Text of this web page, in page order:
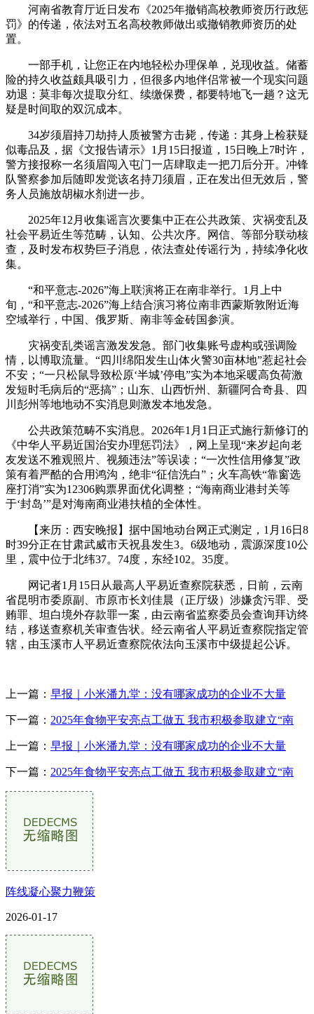
河南省教育厅近日发布《2025年撤销高校教师资历行政惩
罚》的传递，依法对五名高校教师做出或撤销教师资历的处
置。
一部手机，让您正在内地轻松办理保单，兑现收益。储蓄
险的持久收益颇具吸引力，但很多内地伴侣常被一个现实问题
劝退：莫非每次提取分红、续缴保费，都要特地飞一趟？这无
疑是时间取的双沉成本。
34岁须眉持刀劫持人质被警方击毙，传递：其身上检获疑
似毒品及，据《文报告请示》1月15日报道，15日晚上7时许，
警方接报称一名须眉闯入屯门一店肆取走一把刀后分开。冲锋
队警察参加后随即发觉该名持刀须眉，正在发出但无效后，警
务人员施放胡椒水剂进一步。
2025年12月收集谣言次要集中正在公共政策、灾祸变乱及
社会平易近生等范畴，认知、公共次序。网信、等部分联动核
查，及时发布权势巨子消息，依法查处传谣行为，持续净化收
集。
“和平意志-2026”海上联演将正在南非举行。1月上中
旬，“和平意志-2026”海上结合演习将位南非西蒙斯敦附近海
空域举行，中国、俄罗斯、南非等金砖国参演。
灾祸变乱类谣言激发发急。部门收集账号虚构或强调险
情，以博取流量。“四川绵阳发生山体火警30亩林地”惹起社会
不安；“一只松鼠导致松原‘半城’停电”实为本地采暖高负荷激
发短时毛病后的“恶搞”；山东、山西忻州、新疆阿合奇县、四
川彭州等地地动不实消息则激发本地发急。
公共政策范畴不实消息。2026年1月1日正式施行新修订的
《中华人平易近国治安办理惩罚法》，网上呈现“来岁起向老
友发送不雅观照片、视频违法”等误读；“一次性信用修复”政
策有着严酷的合用鸿沟，绝非“征信洗白”；火车高铁“靠窗选
座打消”实为12306购票界面优化调整；“海南商业港封关等
于‘封岛’”是对海南商业港扶植的全体性。
【来历：西安晚报】据中国地动台网正式测定，1月16日8
时39分正在甘肃武威市天祝县发生3。6级地动，震源深度10公
里，震中位于北纬37。74度，东经102。35度。
网记者1月15日从最高人平易近查察院获悉，日前，云南
省昆明市委原副、市原市长刘佳晨（正厅级）涉嫌贪污罪、受
贿罪、坦白境外存款罪一案，由云南省监察委员会查询拜访终
结，移送查察机关审查告状。经云南省人平易近查察院指定管
辖，由玉溪市人平易近查察院依法向玉溪市中级提起公诉。
上一篇： 早报｜小米潘九堂：没有哪家成功的企业不大量
下一篇： 2025年食物平安亮点工做五 我市积极参取建立“南
上一篇： 早报｜小米潘九堂：没有哪家成功的企业不大量
下一篇： 2025年食物平安亮点工做五 我市积极参取建立“南
阵线凝心聚力鞭策
2026-01-17